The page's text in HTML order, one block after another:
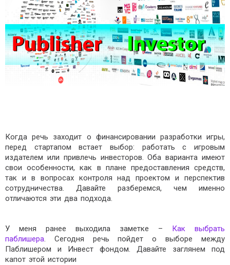
Когда речь заходит о финансировании разработки игры,
перед стартапом встает выбор: работать с игровым
издателем или привлечь инвесторов. Оба варианта имеют
свои особенности, как в плане предоставления средств,
так и в вопросах контроля над проектом и перспектив
сотрудничества. Давайте разберемся, чем именно
отличаются эти два подхода.
У меня ранее выходила заметке – Как выбрать
паблишера. Сегодня речь пойдет о выборе между
Паблишером и Инвест фондом. Давайте заглянем под
капот этой истории